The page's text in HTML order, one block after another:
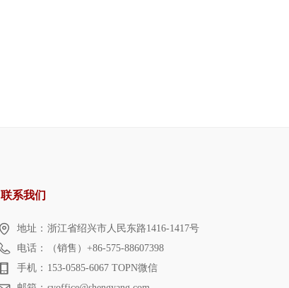
联系我们
地址： 浙江省绍兴市人民东路1416-1417号
电话：
（销售）+86-575-88607398
手机： 153-0585-6067 TOPN微信